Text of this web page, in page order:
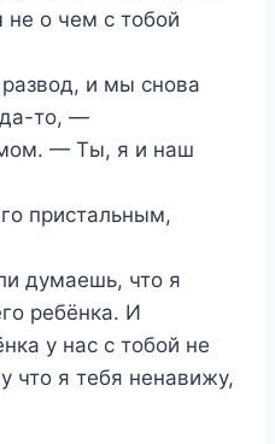
о чем с тобой
и мы снова
то, —
— Ты, я и наш
пристальным,
думаешь, что я
ребёнка. И
у нас с тобой не
что я тебя ненавижу,